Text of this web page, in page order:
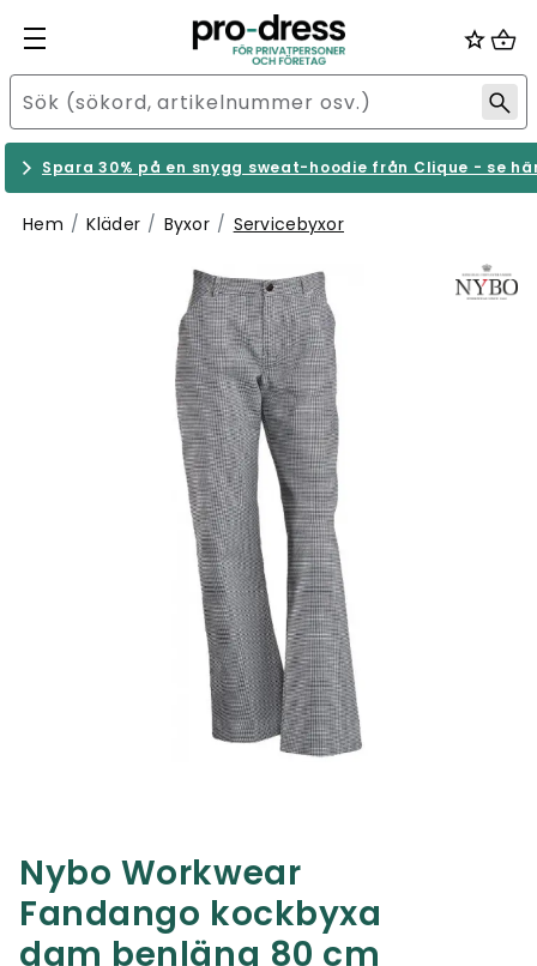
Spara 30% på en snygg sweat-hoodie från Clique - se
Hem Kläder Byxor Servicebyxor
Nybo Workwear
Fandango kockbyxa
dam benläng 80 cm